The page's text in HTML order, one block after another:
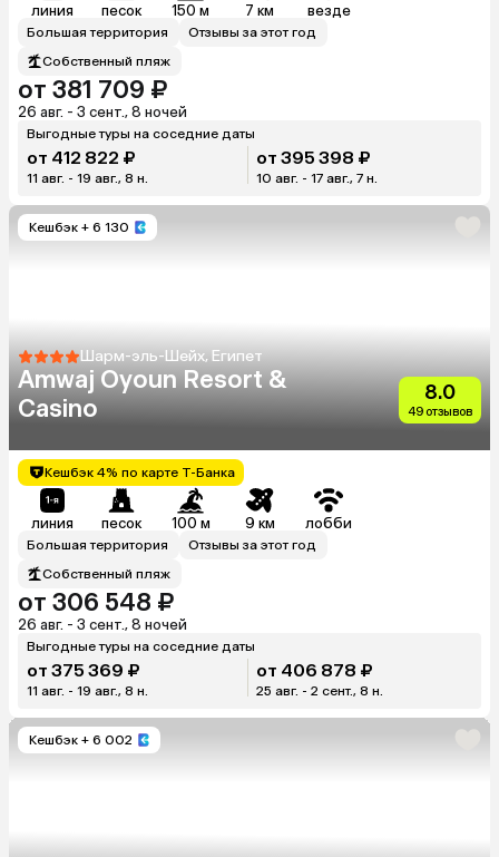
линия песок 150 м 7 км везде
Большая территория
Отзывы за этот год
Собственный пляж
от 381 709 ₽
26 авг. - 3 сент., 8 ночей
Выгодные туры на соседние даты
от 412 822 ₽
11 авг. - 19 авг., 8 н.
от 395 398 ₽
10 авг. - 17 авг., 7 н.
Кешбэк + 6 130
Шарм-эль-Шейх, Египет
Amwaj Oyoun Resort &
Casino
8.0
49 отзывов
Кешбэк 4% по карте Т-Банка
линия песок 100 м 9 км лобби
Большая территория
Отзывы за этот год
Собственный пляж
от 306 548 ₽
26 авг. - 3 сент., 8 ночей
Выгодные туры на соседние даты
от 375 369 ₽
11 авг. - 19 авг., 8 н.
от 406 878 ₽
25 авг. - 2 сент., 8 н.
Кешбэк + 6 002